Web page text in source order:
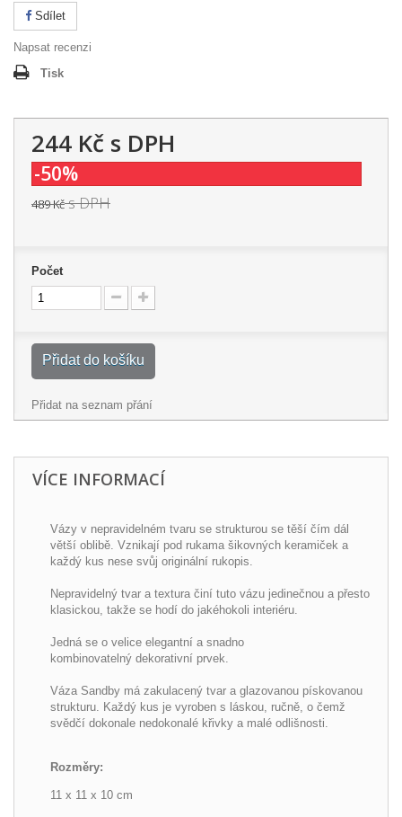
Sdílet
Napsat recenzi
Tisk
244 Kč s DPH
-50%
489 Kčs DPH
Počet
Přidat do košíku
Přidat na seznam přání
VÍCE INFORMACÍ
Vázy v nepravidelném tvaru se strukturou se těší čím dál
větší oblibě. Vznikají pod rukama šikovných keramiček a
každý kus nese svůj originální rukopis.
Nepravidelný tvar a textura činí tuto vázu jedinečnou a přesto
klasickou, takže se hodí do jakéhokoli interiéru.
Jedná se o velice elegantní a snadno
kombinovatelný dekorativní prvek.
Váza Sandby má zakulacený tvar a glazovanou pískovanou
strukturu. Každý kus je vyroben s láskou, ručně, o čemž
svědčí dokonale nedokonalé křivky a malé odlišnosti.
Rozměry:
11 x 11 x 10 cm